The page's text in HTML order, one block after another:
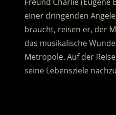
einer dringenden
braucht, reisen er, der
das musikalische
Metropole. Auf der
seine Lebensziele